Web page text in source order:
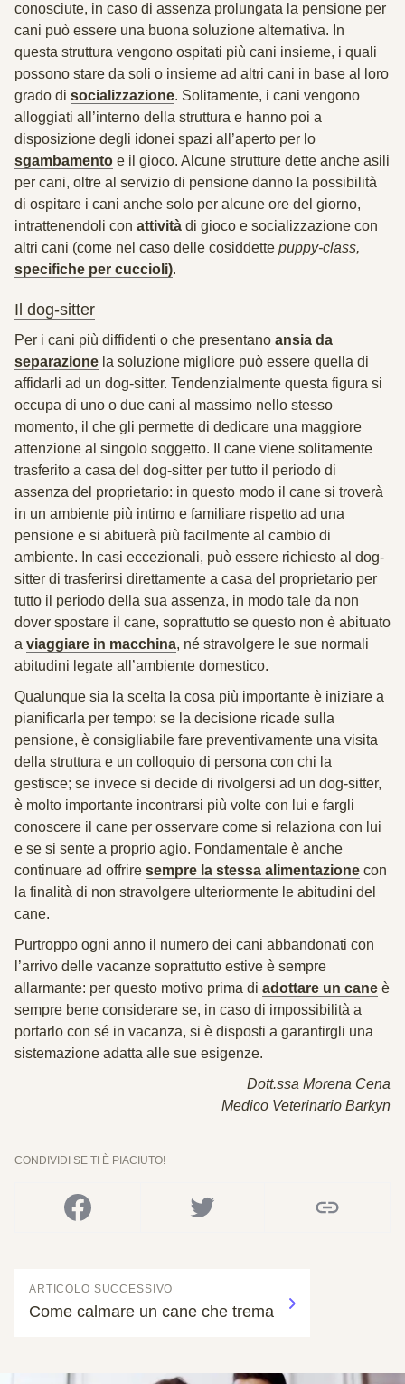
conosciute, in caso di assenza prolungata la pensione per
cani può essere una buona soluzione alternativa. In
questa struttura vengono ospitati più cani insieme, i quali
possono stare da soli o insieme ad altri cani in base al loro
grado di socializzazione. Solitamente, i cani vengono
alloggiati all’interno della struttura e hanno poi a
disposizione degli idonei spazi all’aperto per lo
sgambamento e il gioco. Alcune strutture dette anche asili
per cani, oltre al servizio di pensione danno la possibilità
di ospitare i cani anche solo per alcune ore del giorno,
intrattenendoli con attività di gioco e socializzazione con
altri cani (come nel caso delle cosiddette puppy-class,
specifiche per cuccioli).
Il dog-sitter
Per i cani più diffidenti o che presentano ansia da
separazione la soluzione migliore può essere quella di
affidarli ad un dog-sitter. Tendenzialmente questa figura si
occupa di uno o due cani al massimo nello stesso
momento, il che gli permette di dedicare una maggiore
attenzione al singolo soggetto. Il cane viene solitamente
trasferito a casa del dog-sitter per tutto il periodo di
assenza del proprietario: in questo modo il cane si troverà
in un ambiente più intimo e familiare rispetto ad una
pensione e si abituerà più facilmente al cambio di
ambiente. In casi eccezionali, può essere richiesto al dog-
sitter di trasferirsi direttamente a casa del proprietario per
tutto il periodo della sua assenza, in modo tale da non
dover spostare il cane, soprattutto se questo non è abituato
a viaggiare in macchina, né stravolgere le sue normali
abitudini legate all’ambiente domestico.
Qualunque sia la scelta la cosa più importante è iniziare a
pianificarla per tempo: se la decisione ricade sulla
pensione, è consigliabile fare preventivamente una visita
della struttura e un colloquio di persona con chi la
gestisce; se invece si decide di rivolgersi ad un dog-sitter,
è molto importante incontrarsi più volte con lui e fargli
conoscere il cane per osservare come si relaziona con lui
e se si sente a proprio agio. Fondamentale è anche
continuare ad offrire sempre la stessa alimentazione con
la finalità di non stravolgere ulteriormente le abitudini del
cane.
Purtroppo ogni anno il numero dei cani abbandonati con
l’arrivo delle vacanze soprattutto estive è sempre
allarmante: per questo motivo prima di adottare un cane è
sempre bene considerare se, in caso di impossibilità a
portarlo con sé in vacanza, si è disposti a garantirgli una
sistemazione adatta alle sue esigenze.
Dott.ssa Morena Cena
Medico Veterinario Barkyn
CONDIVIDI SE TI È PIACIUTO!
ARTICOLO SUCCESSIVO
Come calmare un cane che trema